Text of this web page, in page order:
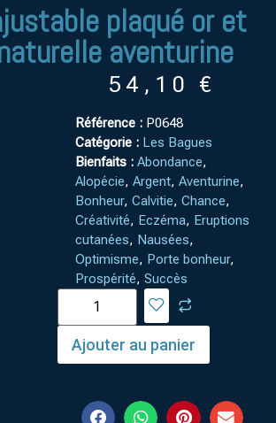
plaqué or et
aventurine
54,10 €
Référence : P0648
Catégorie : Les Bagues
Bienfaits : Abondance,
Alopécie, Argent, Aventurine,
Bonheur, Calvitie, Chance,
Créativité, Eczéma, Eruptions
cutanées, Nausées,
Optimisme, Porte bonheur,
Prospérité, Succès
Ajouter au panier